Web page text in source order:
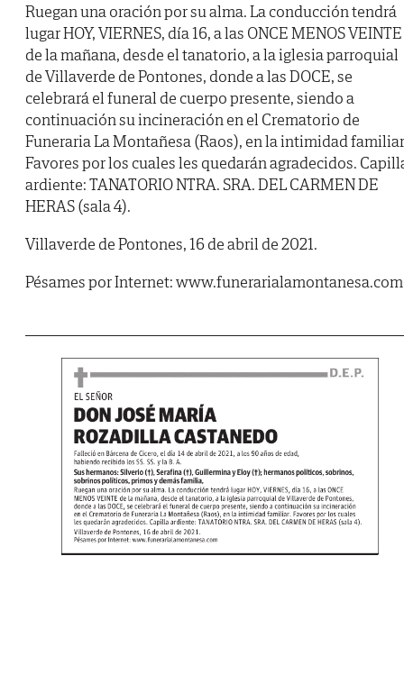
Ruegan una oración por su alma. La conducción tendrá
lugar HOY, VIERNES, día 16, a las ONCE MENOS VEINTE
de la mañana, desde el tanatorio, a la iglesia parroquial
de Villaverde de Pontones, donde a las DOCE, se
celebrará el funeral de cuerpo presente, siendo a
continuación su incineración en el Crematorio de
Funeraria La Montañesa (Raos), en la intimidad
Favores por los cuales les quedarán agradecidos.
ardiente: TANATORIO NTRA. SRA. DEL CARMEN DE
HERAS (sala 4).
Villaverde de Pontones, 16 de abril de 2021.
Pésames por Internet: www.funerarialamontanesa.com